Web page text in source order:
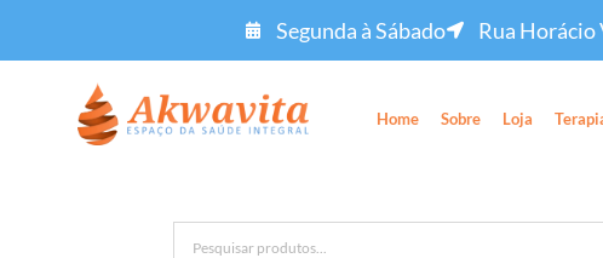
Segunda à Sábado Rua Horácio
Home Sobre Loja